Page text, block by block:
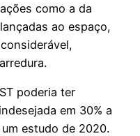
como a da
ao espaço,
poderia ter
em 30% a
estudo de 2020.